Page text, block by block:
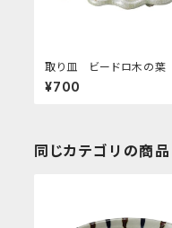
取り皿 ビードロ木の葉
¥700
同じカテゴリの商品